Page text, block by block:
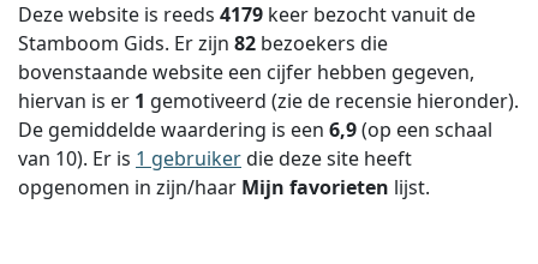
Deze website is reeds 4179 keer bezocht vanuit de
Stamboom Gids. Er zijn 82 bezoekers die
bovenstaande website een cijfer hebben gegeven,
hiervan is er 1 gemotiveerd (zie de recensie hieronder).
De gemiddelde waardering is een 6,9(op een schaal
van 10). Er is 1 gebruikerdie deze site heeft
opgenomen in zijn/haar Mijn favorieten lijst.